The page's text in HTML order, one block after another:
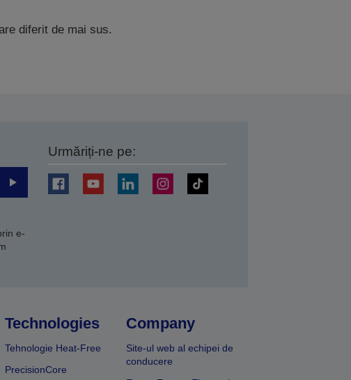
diferit de mai sus.
Trimiteți
e-
Urmăriți-ne pe:
Technologies
Tehnologie Heat-Free
PrecisionCore
Company
Site-ul web al echipei de
conducere